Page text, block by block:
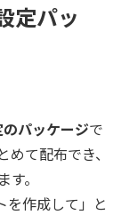
定パッ
パッケージで
て配布でき、
。
作成して」と